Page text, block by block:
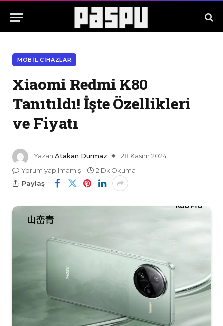
MOBIL CIHAZLAR
Xiaomi Redmi K80
Tanıtıldı! İşte Özellikleri
ve Fiyatı
Yazan Atakan Durmaz
28 Kasım 2024
Yorum yapılmamış
2 Dk Okuma
Paylaş